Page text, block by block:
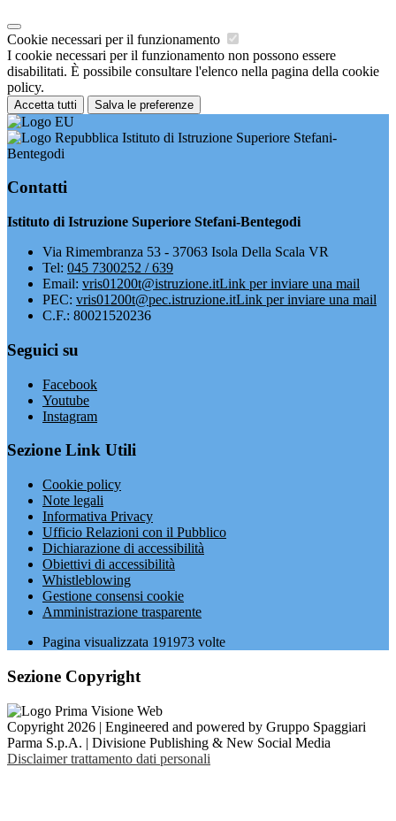
Cookie necessari per il funzionamento
I cookie necessari per il funzionamento non possono essere
disabilitati. È possibile consultare l'elenco nella pagina della cookie
policy.
Accetta tutti Salva le preferenze
Istituto di Istruzione Superiore Stefani-
Bentegodi
Contatti
Istituto di Istruzione Superiore Stefani-Bentegodi
Via Rimembranza 53 - 37063 Isola Della Scala VR
Tel: 045 7300252 / 639
Email: vris01200t@istruzione.itLink per inviare una mail
PEC: vris01200t@pec.istruzione.itLink per inviare una mail
C.F.: 80021520236
Seguici su
Facebook
Youtube
Instagram
Sezione Link Utili
Cookie policy
Note legali
Informativa Privacy
Ufficio Relazioni con il Pubblico
Dichiarazione di accessibilità
Obiettivi di accessibilità
Whistleblowing
Gestione consensi cookie
Amministrazione trasparente
Pagina visualizzata 191973 volte
Sezione Copyright
Copyright 2026 | Engineered and powered by Gruppo Spaggiari
Parma S.p.A. | Divisione Publishing & New Social Media
Disclaimer trattamento dati personali